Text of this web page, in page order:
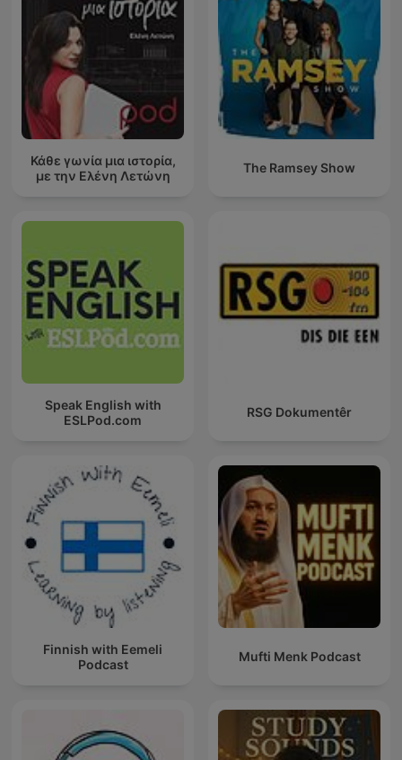
Κάθε γωνία μια ιστορία,
με την Ελένη Λετώνη
The Ramsey Show
Speak English with
ESLPod.com
RSG Dokumentêr
Finnish with Eemeli
Podcast
Mufti Menk Podcast